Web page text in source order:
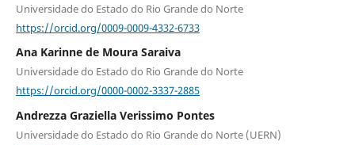
Universidade do Estado do Rio Grande do Norte
https://orcid.org/0009-0009-4332-6733
Ana Karinne de Moura Saraiva
Universidade do Estado do Rio Grande do Norte
https://orcid.org/0000-0002-3337-2885
Andrezza Graziella Verissimo Pontes
Universidade do Estado do Rio Grande do Norte (UERN)